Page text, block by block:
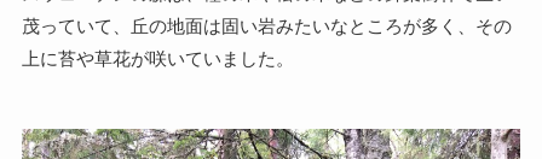
茂っていて、丘の地面は固い岩みたいなところが多く、その
上に苔や草花が咲いていました。